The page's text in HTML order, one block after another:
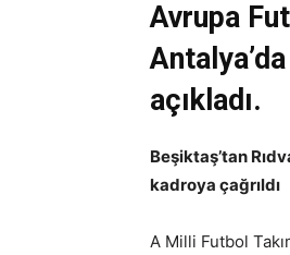
Avrupa
açıkladı.
Beşiktaş’tan
kadroya çağrıldı
A Milli Futbol